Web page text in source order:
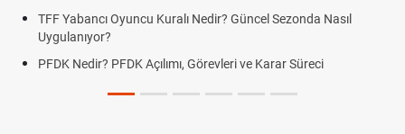
TFF Yabancı Oyuncu Kuralı Nedir? Güncel Sezonda Nasıl
Uygulanıyor?
PFDK Nedir? PFDK Açılımı, Görevleri ve Karar Süreci